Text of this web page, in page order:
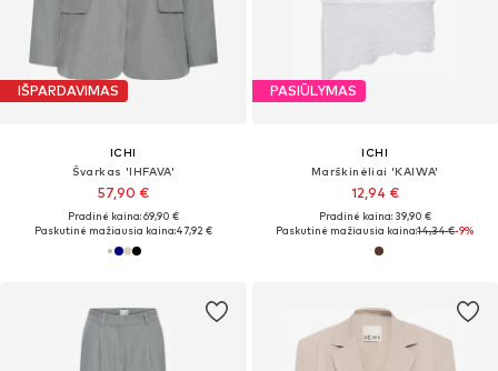
IŠPARDAVIMAS
ICHI
Švarkas 'IHFAVA'
57,90 €
Pradinė kaina: 69,90 €
Paskutinė mažiausia kaina:47,92 €
PASIŪLYMAS
ICHI
Marškinėliai 'KAIWA'
12,94 €
Pradinė kaina: 39,90 €
Paskutinė mažiausia kaina:14,34 €-9%